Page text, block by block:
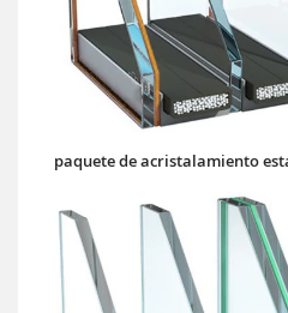
paquete de acristalamiento